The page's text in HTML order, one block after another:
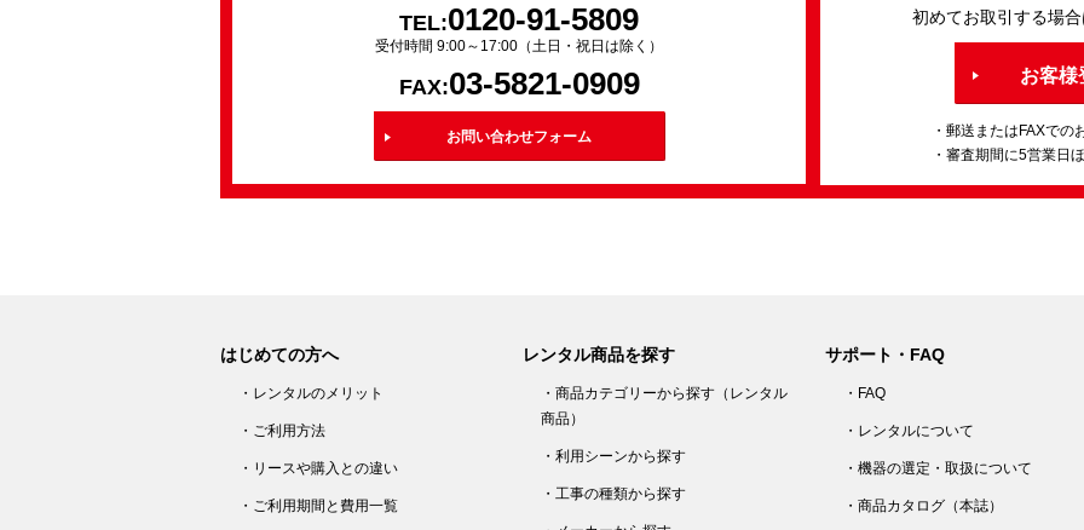
TEL:0120-91-5809
受付時間 9:00～17:00（土日・祝日は除く）
FAX:03-5821-0909
お問い合わせフォーム
初めてお取引する場
お客様
・郵送またはFAXでの
・審査期間に5営業日
はじめての方へ
・レンタルのメリット
・ご利用方法
・リースや購入との違い
・ご利用期間と費用一覧
レンタル商品を探す
・商品カテゴリーから探す（レンタル
商品）
・利用シーンから探す
・工事の種類から探す
サポート・FAQ
・FAQ
・レンタルについて
・機器の選定・取扱について
・商品カタログ（本誌）